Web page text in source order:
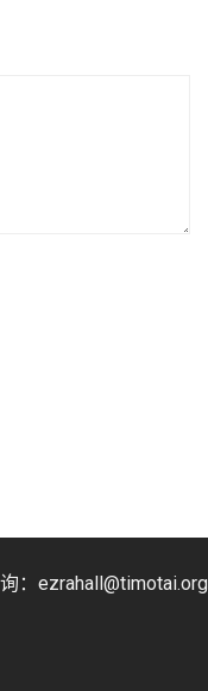
：ezrahall@timotai.org